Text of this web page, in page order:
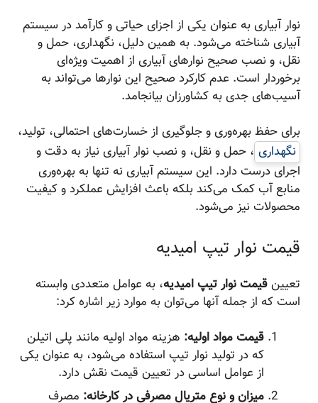
نوار آبیاری به عنوان یکی از اجزای حیاتی و کارآمد در سیستم
آبیاری شناخته می‌شود. به همین دلیل، نگهداری، حمل و
نقل، و نصب صحیح نوارهای آبیاری از اهمیت ویژه‌ای
برخوردار است. عدم کارکرد صحیح این نوارها می‌تواند به
آسیب‌های جدی به کشاورزان بیانجامد.
برای حفظ بهره‌وری و جلوگیری از خسارت‌های احتمالی، تولید،
نگهداری ، حمل و نقل، و نصب نوار آبیاری نیاز به دقت و
اجرای درست دارد. این سیستم آبیاری نه تنها به بهره‌وری
منابع آب کمک می‌کند بلکه باعث افزایش عملکرد و کیفیت
محصولات نیز می‌شود.
قیمت نوار تیپ امیدیه
تعیینقیمت نوار تیپ امیدیه، به عوامل متعددی وابسته
است که از جمله آنها می‌توان به موارد زیر اشاره کرد:
قیمت مواد اولیه:هزینه مواد اولیه مانند پلی اتیلن
که در تولید نوار تیپ استفاده می‌شود، به عنوان یکی
از عوامل اساسی در تعیین قیمت نقش دارد.
میزان و نوع متریال مصرفی در کارخانه:مصرف